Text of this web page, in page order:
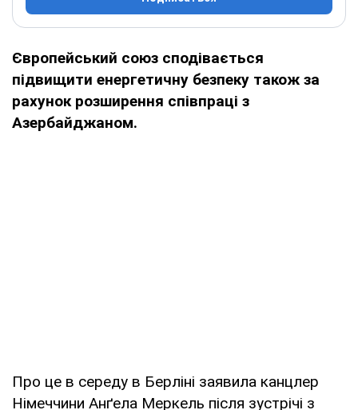
Європейський союз сподівається
підвищити енергетичну безпеку також за
рахунок розширення співпраці з
Азербайджаном.
Про це в середу в Берліні заявила канцлер
Німеччини Анґела Меркель після зустрічі з